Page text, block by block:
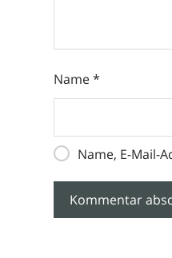
Name*
Name, E-Mail-